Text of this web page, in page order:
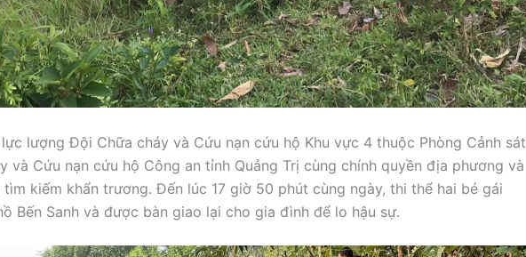
lượng Đội Chữa cháy và Cứu nạn cứu hộ Khu vực 4 thuộc Phòng Cảnh sát
và Cứu nạn cứu hộ Công an tỉnh Quảng Trị cùng chính quyền địa phương và
kiếm khẩn trương. Đến lúc 17 giờ 50 phút cùng ngày, thi thể hai bé gái
Bến Sanh và được bàn giao lại cho gia đình để lo hậu sự.